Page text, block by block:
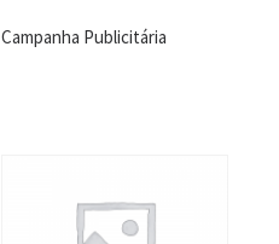
Campanha Publicitária